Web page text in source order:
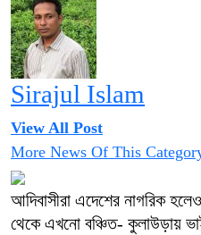
Sirajul Islam
View All Post
More News Of This
আদিবাসীরা এদেশের নাগরিক
থেকে এখনো বঞ্চিত- কুলাউড়ায়